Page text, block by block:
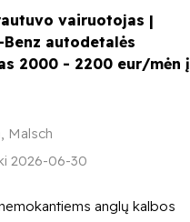
vairuotojas |
Benz autodetalės
2000 - 2200 eur/mėn į
Malsch
2026-06-30
anglų kalbos